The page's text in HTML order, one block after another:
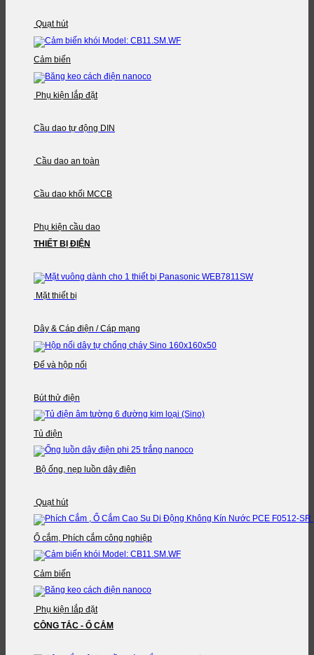
Quạt hút
Cảm biến
Phụ kiện lắp đặt
Cầu dao tự động DIN
Cầu dao an toàn
Cầu dao khối MCCB
Phụ kiện cầu dao
THIẾT BỊ ĐIỆN
Mặt thiết bị
Dây & Cáp điện / Cáp mạng
Đế và hộp nối
Bút thử điện
Tủ điện
Bộ ống, nẹp luồn dây điện
Quạt hút
Ổ cắm, Phích cắm công nghiệp
Cảm biến
Phụ kiện lắp đặt
CÔNG TẮC - Ổ CẮM